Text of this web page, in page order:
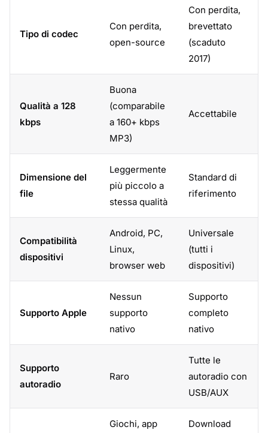
Tipo di codec
Con perdita,
open-source
Con perdita,
brevettato
(scaduto
2017)
Qualità a 128
kbps
Buona
(comparabile
a 160+ kbps
MP3)
Accettabile
Dimensione del
file
Leggermente
più piccolo a
stessa qualità
Standard di
riferimento
Compatibilità
dispositivi
Android, PC,
Linux,
browser web
Universale
(tutti i
dispositivi)
Supporto Apple
Nessun
supporto
nativo
Supporto
completo
nativo
Supporto
autoradio
Raro
Tutte le
autoradio con
USB/AUX
Giochi, app
Download